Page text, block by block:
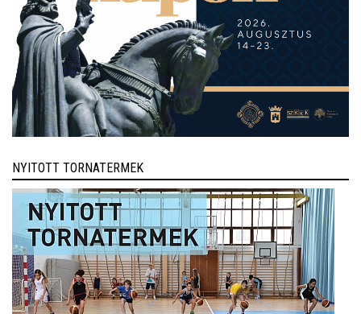
NYITOTT TORNATERMEK